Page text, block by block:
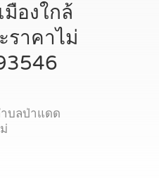
องใกล้
าคาไม่
บลป่าแดด